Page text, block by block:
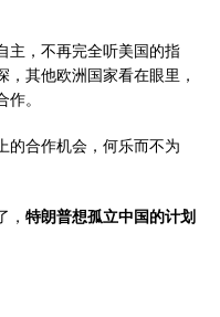
主，不再完全听美国的指
其他欧洲国家看在眼里，
。
的合作机会，何乐而不为
， 特朗普想孤立中国的计划